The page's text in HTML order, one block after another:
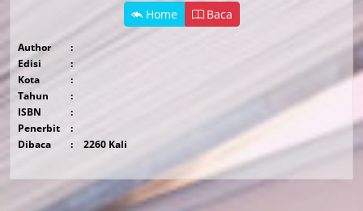
Home Baca
Author
:
Edisi
:
Kota
:
Tahun
:
ISBN
:
Penerbit
:
Dibaca
: 2260 Kali